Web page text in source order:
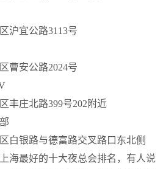
沪宜公路3113号
曹安公路2024号
丰庄北路399号202附近
白银路与德富路交叉路口东北侧
海最好的十大夜总会排名，有人说